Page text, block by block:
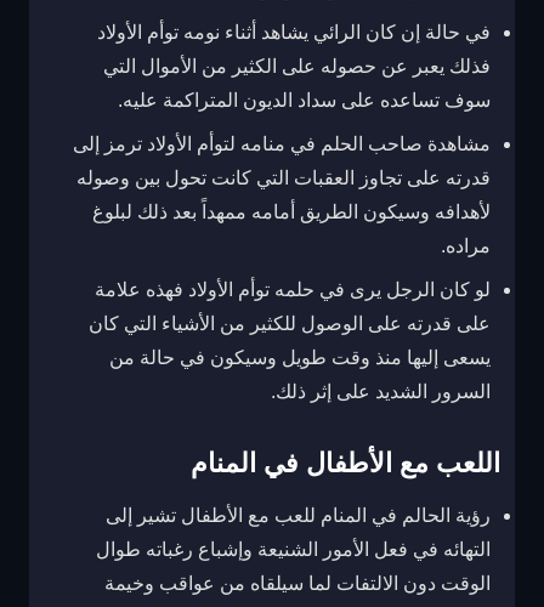
في حالة إن كان الرائي يشاهد أثناء نومه توأم الأولاد
فذلك يعبر عن حصوله على الكثير من الأموال التي
سوف تساعده على سداد الديون المتراكمة عليه.
مشاهدة صاحب الحلم في منامه لتوأم الأولاد ترمز إلى
قدرته على تجاوز العقبات التي كانت تحول بين وصوله
لأهدافه وسيكون الطريق أمامه ممهداً بعد ذلك لبلوغ
مراده.
لو كان الرجل يرى في حلمه توأم الأولاد فهذه علامة
على قدرته على الوصول للكثير من الأشياء التي كان
يسعى إليها منذ وقت طويل وسيكون في حالة من
السرور الشديد على إثر ذلك.
اللعب مع الأطفال في المنام
رؤية الحالم في المنام للعب مع الأطفال تشير إلى
التهائه في فعل الأمور الشنيعة وإشباع رغباته طوال
الوقت دون الالتفات لما سيلقاه من عواقب وخيمة